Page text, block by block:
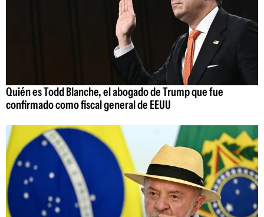
Quién es Todd Blanche, el abogado de Trump que fue
confirmado como fiscal general de EEUU